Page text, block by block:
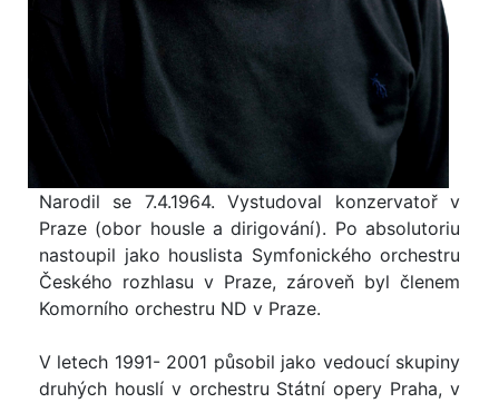
Narodil se 7.4.1964. Vystudoval konzervatoř v
Praze (obor housle a dirigování). Po absolutoriu
nastoupil jako houslista Symfonického orchestru
Českého rozhlasu v Praze, zároveň byl členem
Komorního orchestru ND v Praze.
V letech 1991- 2001 působil jako vedoucí skupiny
druhých houslí v orchestru Státní opery Praha, v